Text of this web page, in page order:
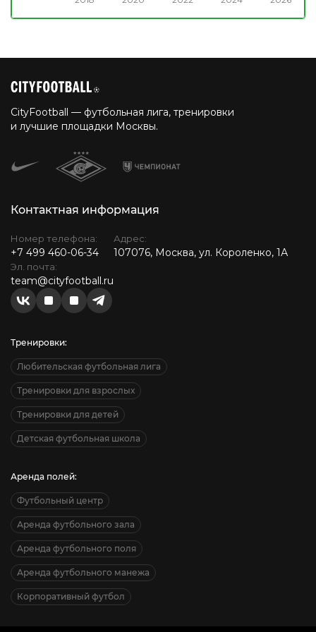
CityFootball — футбольная лига, тренировки
и лучшие площадки Москвы.
Контактная информация
Номер телефона:
+7 499 460-06-34
Эл. почта:
team@cityfootball.ru
Адрес:
107076, Москва, ул. Короленко, 1А
Тренировки:
Любительская футбольная лига
Тренировки для взрослых
Тренировки для детей
Детская футбольная школа
Аренда полей:
Футбольный центр
Аренда футбольного зала
Аренда футбольного поля
Аренда футбольного манежа
Корпоративный футбол